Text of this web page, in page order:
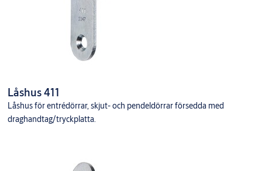
Låshus 411
Låshus för entrédörrar, skjut- och pendeldörrar försedda med
draghandtag/tryckplatta.